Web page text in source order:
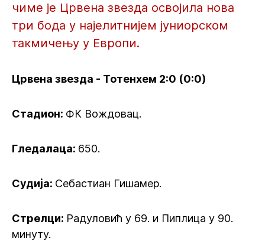
чиме је Црвена звезда освојила нова
три бода у најелитнијем јуниорском
такмичењу у Европи.
Црвена звезда - Тотенхем 2:0 (0:0)
Стадион: ФК Вождовац.
Гледалаца: 650.
Судија: Себастиан Гишамер.
Стрелци: Радуловић у 69. и Пиплица у 90.
минуту.